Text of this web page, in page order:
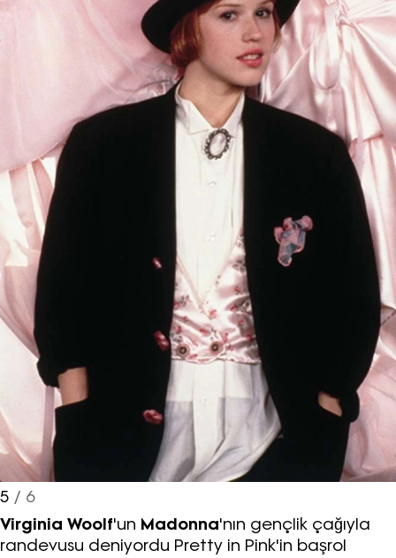
vogue trendler, ünlülerden güzelllik
sırları ve en popüler partilerden
haberdar olmak için haftalık e-
bültenimize kaydolun.
Turkuvaz Haberleşme ve Yayıncılık
A.Ş. tarafından
https://vogue.com.tr/internet sitesi
üzerinden sunulan ürün ve
hizmetlere ilişkin reklam, tanıtım,
pazarlama ve kutlama/ temenni
amaçlı her türlü e-bülten/ ticari
elektronik ileti gönderiminin e-posta
yoluyla tarafıma yapılmasına onay
ve bu kapsamda/ amaçla ad/
soyad ve e-posta adresi verilerimin
işlenmesine açık rıza veriyorum.
KAYDET KAPAT
5 / 6
Virginia Woolf'un Madonna'nın gençlik çağıyla
randevusu deniyordu Pretty in Pink'in başrol